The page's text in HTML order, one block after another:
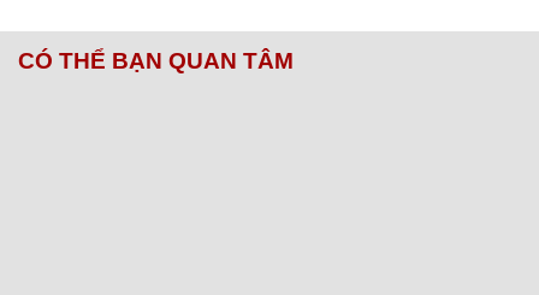
CÓ THỂ BẠN QUAN TÂM